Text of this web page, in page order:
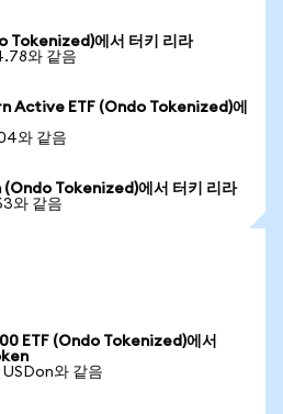
Tokenized)에서 터키 리라
와 같음
Active ETF (Ondo Tokenized)에
와 같음
Tokenized)에서 터키 리라
와 같음
ETF (Ondo Tokenized)에서
와 같음